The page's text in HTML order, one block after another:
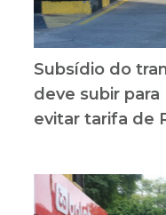
Subsídio do
deve subir para
evitar tarifa de